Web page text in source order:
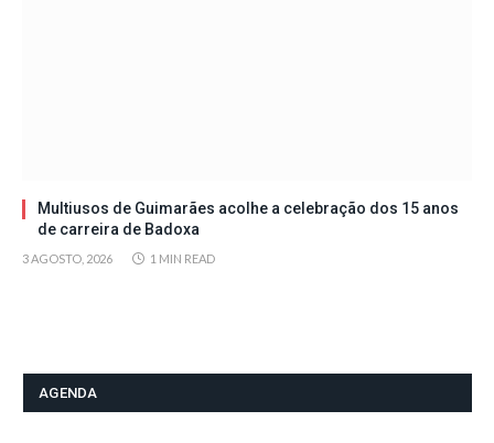
Multiusos de Guimarães acolhe a celebração dos 15 anos
de carreira de Badoxa
3 AGOSTO, 2026 1 MIN READ
AGENDA